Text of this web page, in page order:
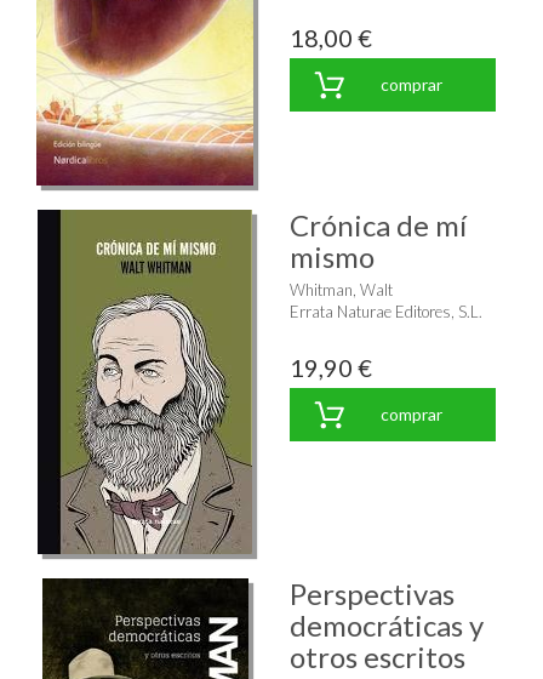
18,00 €
comprar
Crónica de mí
mismo
Whitman, Walt
Errata Naturae Editores, S.L.
19,90 €
comprar
Perspectivas
democráticas y
otros escritos